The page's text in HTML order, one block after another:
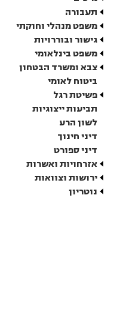
תעבורה
משפט מנהלי וחוקתי
גישור ובוררויות
משפט בינלאומי
צבא ומשרד הבטחון
ביטוח לאומי
פשיטת רגל
תביעות ייצוגיות
לשון הרע
דיני חינוך
דיני ספורט
אזרחויות ואשרות
ירושות וצוואות
נוטריון